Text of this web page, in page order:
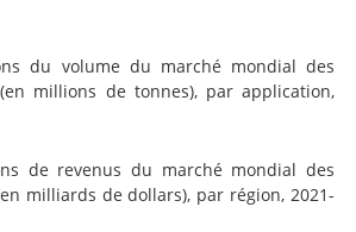
du volume du marché mondial des
millions de tonnes), par application,
de revenus du marché mondial des
milliards de dollars), par région, 2021-